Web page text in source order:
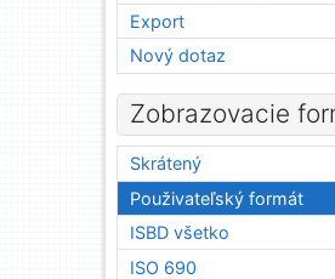
Export
Nový dotaz
Zobrazovacie
Skrátený
Použivateľský formát
ISBD všetko
ISO 690